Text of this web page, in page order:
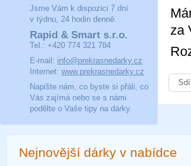
za
Jsme Vám k dispozici 7 dní
v týdnu, 24 hodin denně.
Rapid & Smart s.r.o.
Tel.: +420 774 321 784
E-mail: info@prekrasnedarky.cz
Internet: www.prekrasnedarky.cz
Napište nám, co byste si přáli, co
Vás zajímá nebo se s námi
podělte o Vaše tipy na dárky.
Nejnovější dárky v nabídce